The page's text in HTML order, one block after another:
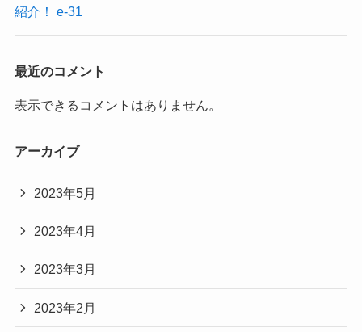
紹介！ e-31
最近のコメント
表示できるコメントはありません。
アーカイブ
2023年5月
2023年4月
2023年3月
2023年2月